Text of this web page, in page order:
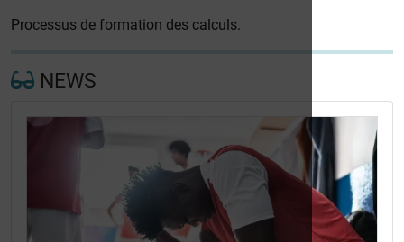
Processus de formation des calculs.
NEWS